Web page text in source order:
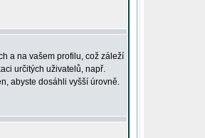
a na vašem profilu, což záleží
určitých uživatelů, např.
abyste dosáhli vyšší úrovně.